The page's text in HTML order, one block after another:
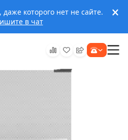
которого нет не сайте.
в чат